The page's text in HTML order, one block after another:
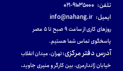
تلفن: ۹۱۰۳۵۰۰۰-۰۲۱
ایمیل: info@nahang.ir
روزهای کاری از ساعت ۹ صبح تا ۵ عصر
پاسخگوی تماس شما هستیم.
آدرس دفتر مرکزی:تهران، میدان انقلاب
خیابان ژاندارمری، بین کارگر و منیری جاوید،